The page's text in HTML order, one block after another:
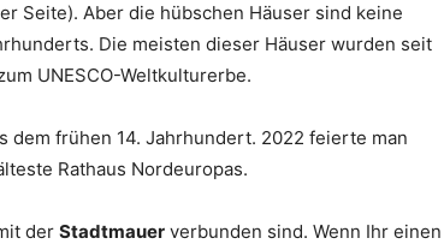
Seite). Aber die hübschen Häuser sind keine
Die meisten dieser Häuser wurden seit
UNESCO-Weltkulturerbe.
dem frühen 14. Jahrhundert. 2022 feierte man
Rathaus Nordeuropas.
der Stadtmauer verbunden sind. Wenn Ihr einen